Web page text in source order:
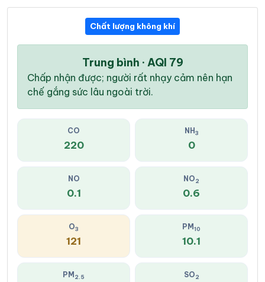
Chất lượng không khí
Trung bình · AQI 79
Chấp nhận được; người rất nhạy cảm nên hạn
chế gắng sức lâu ngoài trời.
CO
220
NH 3
0
NO
0.1
NO2
0.6
O3
121
PM 10
10.1
PM 2.5 SO2